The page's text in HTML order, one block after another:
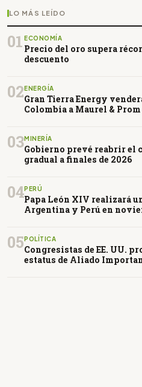
LO MÁS LEÍDO
01 ECONOMÍA
Precio del oro supera
descuento
02 ENERGÍA
Gran Tierra Energy
Colombia a Maurel & Prom
03MINERÍA
Gobierno prevé reabrir el
gradual a finales de 2026
04PERÚ
Papa León XIV realizará
Argentina y Perú en
05 POLÍTICA
Congresistas de EE. UU.
estatus de Aliado